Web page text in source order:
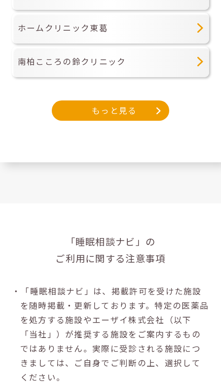
ホームクリニック東葛
南柏こころの鈴クリニック
もっと見る
「睡眠相談ナビ」の
ご利用に関する注意事項
・「睡眠相談ナビ」は、掲載許可を受けた施設
を随時掲載・更新しております。特定の医薬品
を処方する施設やエーザイ株式会社（以下
「当社」）が推奨する施設をご案内するもの
ではありません。実際に受診される施設につ
きましては、ご自身でご判断の上、選択して
ください。